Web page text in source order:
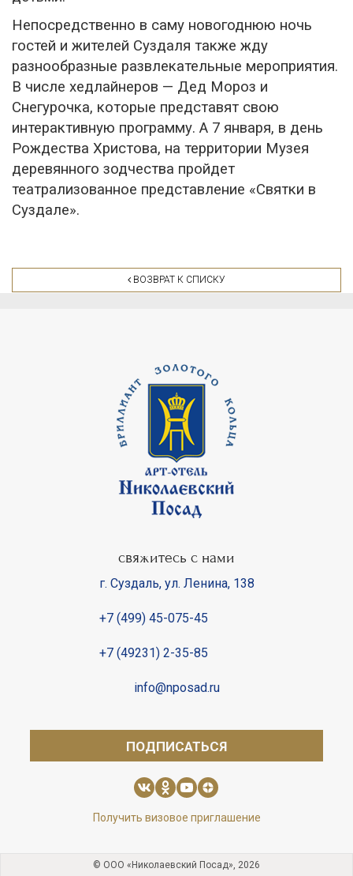
Непосредственно в саму новогоднюю ночь
гостей и жителей Суздаля также жду
разнообразные развлекательные мероприятия.
В числе хедлайнеров — Дед Мороз и
Снегурочка, которые представят свою
интерактивную программу. А 7 января, в день
Рождества Христова, на территории Музея
деревянного зодчества пройдет
театрализованное представление «Святки в
Суздале».
ВОЗВРАТ К СПИСКУ
свяжитесь с нами
г. Суздаль, ул. Ленина, 138
+7 (499) 45-075-45
+7 (49231) 2-35-85
info@nposad.ru
ПОДПИСАТЬСЯ
Получить визовое приглашение
© ООО «Николаевский Посад», 2026